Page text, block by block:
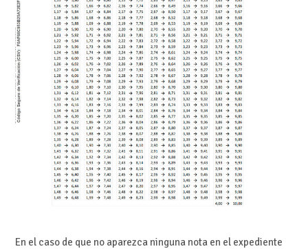
En el caso de que no aparezca ninguna nota en el expediente